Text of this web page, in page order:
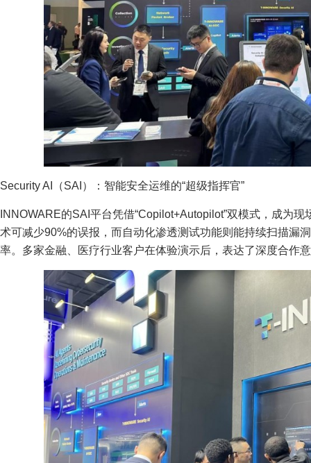
Security AI（SAI）：智能安全运维的“超级指挥官”
INNOWARE的SAI平台凭借“Copilot+Autopilot”双模式，成为
术可减少90%的误报，而自动化渗透测试功能则能持续扫描漏
率。多家金融、医疗行业客户在体验演示后，表达了深度合作